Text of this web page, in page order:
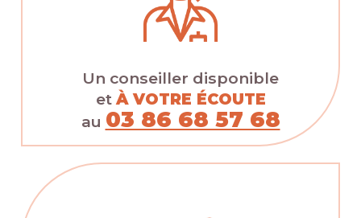
Un conseiller disponible
et À VOTRE ÉCOUTE
au 03 86 68 57 68